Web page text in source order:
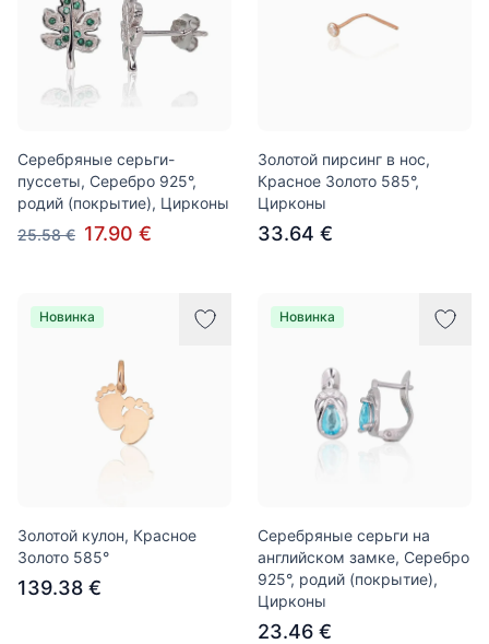
Серебряные серьги-
пуссеты, Серебро 925°,
родий (покрытие), Цирконы
25.58 € 17.90 €
Золотой пирсинг в нос,
Красное Золото 585°,
Цирконы
33.64 €
Новинка
Золотой кулон, Красное
Золото 585°
139.38 €
Новинка
Серебряные серьги на
английском замке, Серебро
925°, родий (покрытие),
Цирконы
23.46 €